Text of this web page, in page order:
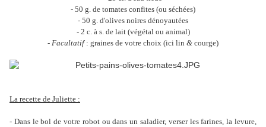
- 50 g. de tomates confites (ou séchées)
- 50 g. d'olives noires dénoyautées
- 2 c. à s. de lait (végétal ou animal)
- Facultatif: graines de votre choix (ici lin & courge)
La recette de Juliette :
- Dans le bol de votre robot ou dans un saladier, verser les farines, la levure,